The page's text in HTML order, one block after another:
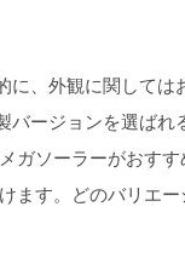
、外観に関しては
ージョンを選ば
ガソーラーがおす
ます。どのバリエ